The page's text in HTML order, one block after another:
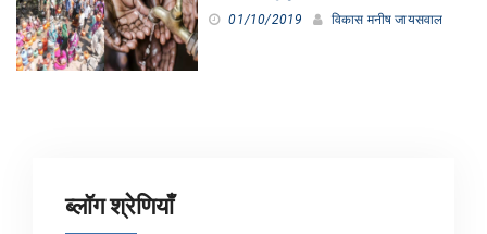
01/10/2019 विकास मनीष जायसवाल
ब्लॉग श्रेणियाँ